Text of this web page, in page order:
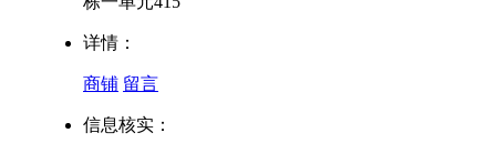
详情：
商铺 留言
信息核实：